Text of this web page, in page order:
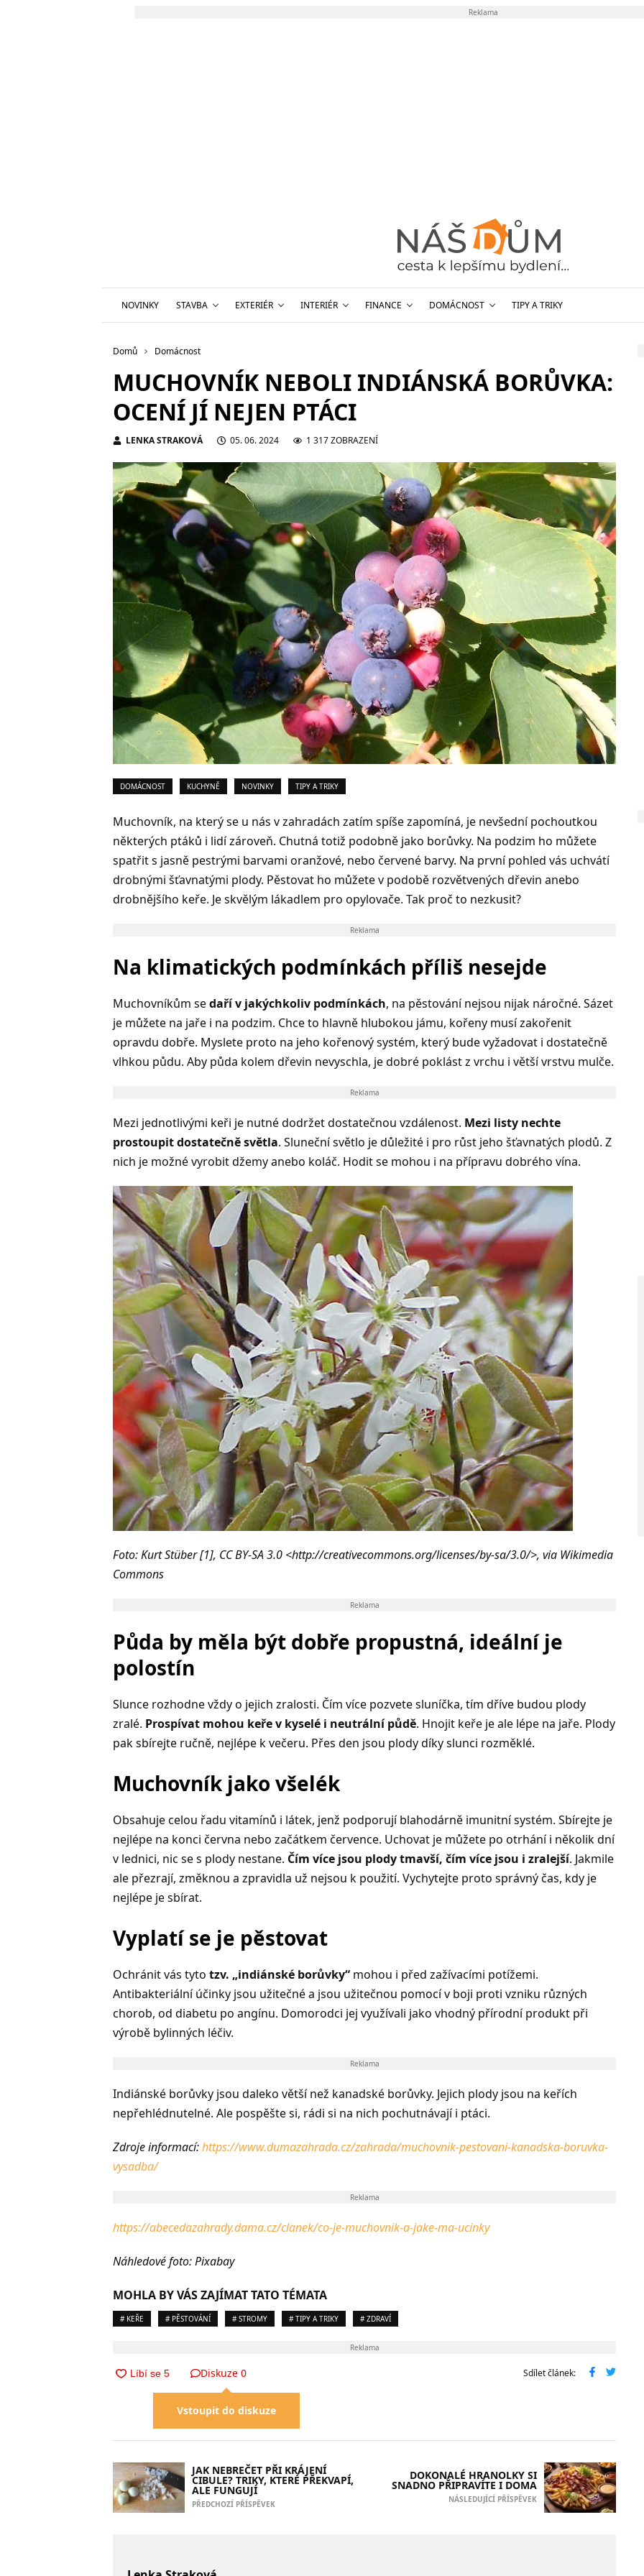
Reklama
NOVINKY STAVBA EXTERIÉR INTERIÉR FINANCE DOMÁCNOST TIPY A TRIKY
Domů Domácnost
MUCHOVNÍK NEBOLI INDIÁNSKÁ BORŮVKA:
OCENÍ JÍ NEJEN PTÁCI
LENKA STRAKOVÁ 05. 06. 2024 1 317 ZOBRAZENÍ
DOMÁCNOST KUCHYNĚ NOVINKY TIPY A TRIKY
Muchovník, na který se u nás v zahradách zatím spíše zapomíná, je nevšední pochoutkou
některých ptáků i lidí zároveň. Chutná totiž podobně jako borůvky. Na podzim ho můžete
spatřit s jasně pestrými barvami oranžové, nebo červené barvy. Na první pohled vás uchvátí
drobnými šťavnatými plody. Pěstovat ho můžete v podobě rozvětvených dřevin anebo
drobnějšího keře. Je skvělým lákadlem pro opylovače. Tak proč to nezkusit?
Reklama
Na klimatických podmínkách příliš nesejde
Muchovníkům sedaří v jakýchkoliv podmínkách, na pěstování nejsou nijak náročné. Sázet
je můžete na jaře i na podzim. Chce to hlavně hlubokou jámu, kořeny musí zakořenit
opravdu dobře. Myslete proto na jeho kořenový systém, který bude vyžadovat i dostatečně
vlhkou půdu. Aby půda kolem dřevin nevyschla, je dobré poklást z vrchu i větší vrstvu mulče.
Reklama
Mezi jednotlivými keři je nutné dodržet dostatečnou vzdálenost. Mezi listy nechte
prostoupit dostatečně světla. Sluneční světlo je důležité i pro růst jeho šťavnatých plodů. Z
nich je možné vyrobit džemy anebo koláč. Hodit se mohou i na přípravu dobrého vína.
Foto: Kurt Stüber [1], CC BY-SA 3.0 <http://creativecommons.org/licenses/by-sa/3.0/>, via Wikimedia
Commons
Reklama
Půda by měla být dobře propustná, ideální je
polostín
Slunce rozhodne vždy o jejich zralosti. Čím více pozvete sluníčka, tím dříve budou plody
zralé. Prospívat mohou keře v kyselé i neutrální půdě. Hnojit keře je ale lépe na jaře. Plody
pak sbírejte ručně, nejlépe k večeru. Přes den jsou plody díky slunci rozměklé.
Muchovník jako všelék
Obsahuje celou řadu vitamínů i látek, jenž podporují blahodárně imunitní systém. Sbírejte je
nejlépe na konci června nebo začátkem července. Uchovat je můžete po otrhání i několik dní
v lednici, nic se s plody nestane. Čím více jsou plody tmavší, čím více jsou i zralejší. Jakmile
ale přezrají, změknou a zpravidla už nejsou k použití. Vychytejte proto správný čas, kdy je
nejlépe je sbírat.
Vyplatí se je pěstovat
Ochránit vás tyto tzv. „indiánské borůvky“ mohou i před zažívacími potížemi.
Antibakteriální účinky jsou užitečné a jsou užitečnou pomocí v boji proti vzniku různých
chorob, od diabetu po angínu. Domorodci jej využívali jako vhodný přírodní produkt při
výrobě bylinných léčiv.
Reklama
Indiánské borůvky jsou daleko větší než kanadské borůvky. Jejich plody jsou na keřích
nepřehlédnutelné. Ale pospěšte si, rádi si na nich pochutnávají i ptáci.
Zdroje informací:https://www.dumazahrada.cz/zahrada/muchovnik-pestovani-kanadska-boruvka-
vysadba/
Reklama
https://abecedazahrady.dama.cz/clanek/co-je-muchovnik-a-jake-ma-ucinky
Náhledové foto: Pixabay
MOHLA BY VÁS ZAJÍMAT TATO TÉMATA
# KEŘE # PĚSTOVÁNÍ # STROMY # TIPY A TRIKY # ZDRAVÍ
Reklama
Diskuze 0
Vstoupit do diskuze
Sdílet článek:
JAK NEBREČET PŘI KRÁJENÍ
CIBULE? TRIKY, KTERÉ PŘEKVAPÍ,
ALE FUNGUJÍ
PŘEDCHOZÍ PŘÍSPĚVEK
DOKONALÉ HRANOLKY SI
SNADNO PŘIPRAVÍTE I DOMA
NÁSLEDUJÍCÍ PŘÍSPĚVEK